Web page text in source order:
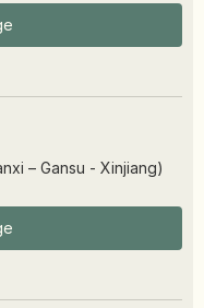
– Gansu - Xinjiang)